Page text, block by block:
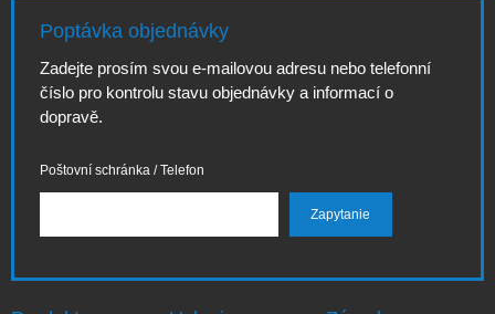
Poptávka objednávky
Zadejte prosím svou e-mailovou adresu nebo telefonní
číslo pro kontrolu stavu objednávky a informací o
dopravě.
Poštovní schránka / Telefon